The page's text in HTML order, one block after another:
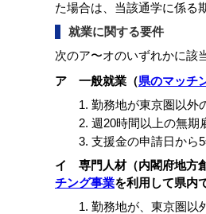
た場合は、当該通学に係る
就業に関する要件
次のア〜オのいずれかに該
ア 一般就業（県のマッチ
勤務地が東京圏以外
週20時間以上の無期
支援金の申請日から
イ 専門人材（内閣府地方
チング事業を利用して県内
勤務地が、東京圏以